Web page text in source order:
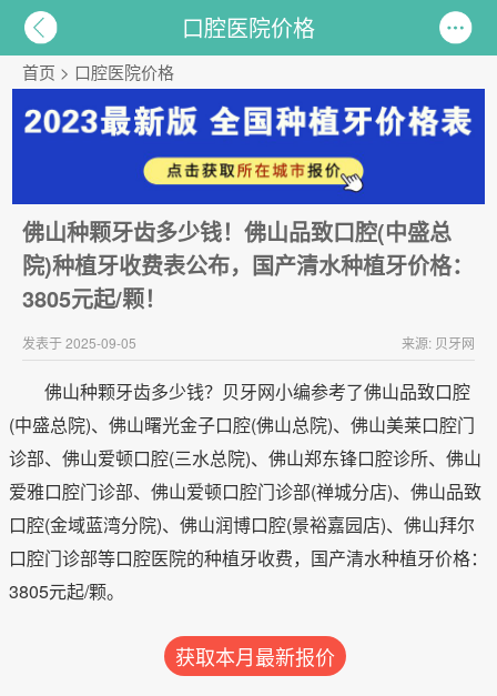
口腔医院价格
首页 > 口腔医院价格
佛山种颗牙齿多少钱！佛山品致口腔(中盛总
院)种植牙收费表公布，国产清水种植牙价格：
3805元起/颗！
发表于 2025-09-05 来源: 贝牙网
佛山种颗牙齿多少钱？贝牙网小编参考了佛山品致口腔
(中盛总院)、佛山曙光金子口腔(佛山总院)、佛山美莱口腔门
诊部、佛山爱顿口腔(三水总院)、佛山郑东锋口腔诊所、佛山
爱雅口腔门诊部、佛山爱顿口腔门诊部(禅城分店)、佛山品致
口腔(金域蓝湾分院)、佛山润博口腔(景裕嘉园店)、佛山拜尔
口腔门诊部等口腔医院的种植牙收费，国产清水种植牙价格：
3805元起/颗。
获取本月最新报价